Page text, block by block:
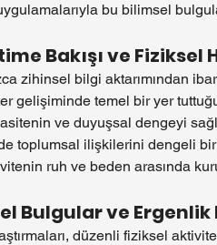
bu bilimsel
Bakışı ve Fiziksel
zihinsel bilgi aktarımından
gelişiminde temel bir yer
ve duyuşsal dengeyi
toplumsal ilişkilerini dengeli
ruh ve beden arasında
Bulgular ve
düzenli fiziksel